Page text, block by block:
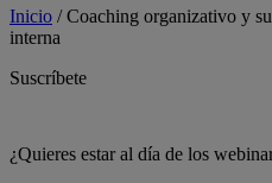
Inicio /Coaching organizativo y
interna
Suscríbete
¿Quieres estar al día de los